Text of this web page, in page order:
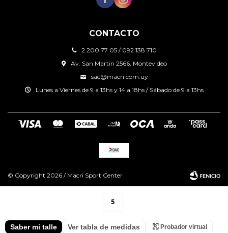
5
Saber mi talle Ver tabla de medidas Probador virtual
CONTACTO
2 200 77 05 / 092 138 710
Av. San Martin 2566, Montevideo
sac@macri.com.uy
Lunes a Viernes de 9 a 13hs y 14 a 18hs / Sábado de 9 a 13hs
© Copyright 2026 / Macri Sport Center